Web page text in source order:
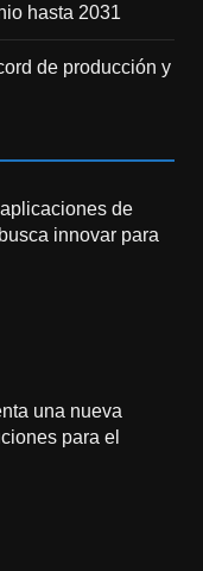
hasta 2031
de producción y
de
innovar para
una nueva
para el